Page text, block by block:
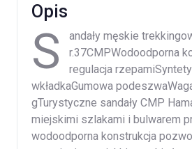
Opis
S
andały męskie
r.37CMPWodoodporna
regulacja
wkładkaGumowa
gTurystyczne sandały CMP
miejskimi szlakami i bulwarem
wodoodporna konstrukcja